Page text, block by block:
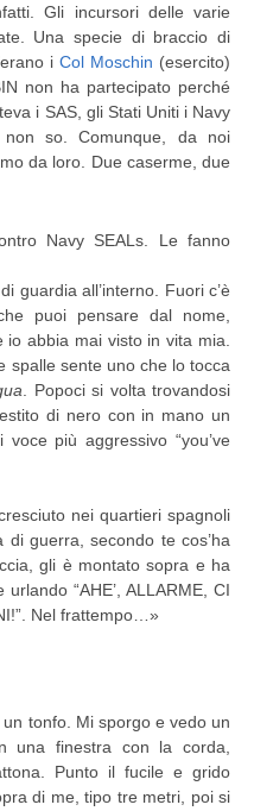
Gli incursori delle varie
Una specie di braccio di
iCol Moschin (esercito)
non ha partecipato perché
i SAS, gli Stati Uniti i Navy
so. Comunque, da noi
da loro. Due caserme, due
Navy SEALs. Le fanno
guardia all’interno. Fuori c’è
puoi pensare dal nome,
abbia mai visto in vita mia.
spalle sente uno che lo tocca
. Popoci si volta trovandosi
di nero con in mano un
più aggressivo “you’ve
nei quartieri spagnoli
guerra, secondo te cos’ha
gli è montato sopra e ha
“AHE’, ALLARME, CI
Nel frattempo…»
tonfo. Mi sporgo e vedo un
una finestra con la corda,
Punto il fucile e grido
di me, tipo tre metri, poi si